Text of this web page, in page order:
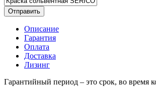
Отправить
Описание
Гарантия
Оплата
Доставка
Лизинг
Гарантийный период – это срок, во время